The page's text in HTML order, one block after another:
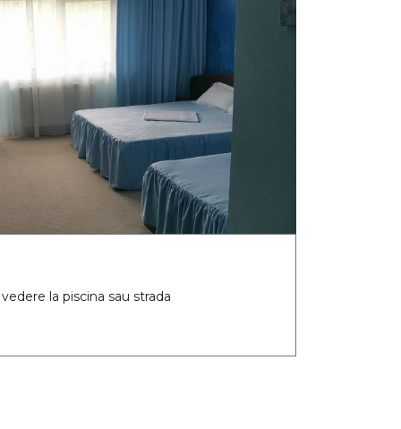
la piscina sau strada